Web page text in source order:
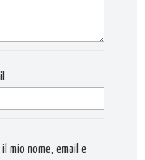
il mio nome, email e